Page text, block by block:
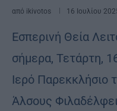
από ikivotos 16 Ιουλίου
Εσπερινή Θεία
σήμερα, Τετάρτη,
Ιερό
Άλσους